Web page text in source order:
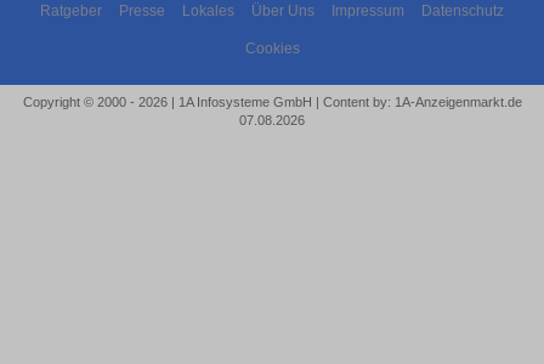
Ratgeber Presse Lokales Über Uns Impressum Datenschutz
Cookies
Copyright © 2000 - 2026 | 1A Infosysteme GmbH | Content by: 1A-Anzeigenmarkt.de
07.08.2026